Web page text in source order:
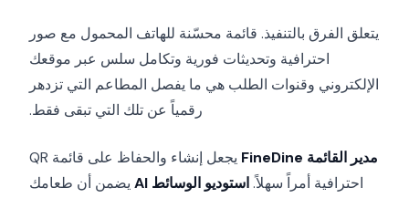
يتعلق الفرق بالتنفيذ. قائمة محسّنة للهاتف المحمول مع صور
احترافية وتحديثات فورية وتكامل سلس عبر موقعك
الإلكتروني وقنوات الطلب هي ما يفصل المطاعم التي تزدهر
رقمياً عن تلك التي تبقى فقط.
مدير القائمة FineDine
يجعل إنشاء والحفاظ على قائمة QR
احترافية أمراً سهلاً.استوديو الوسائط AI
يضمن أن طعامك